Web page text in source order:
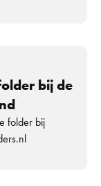
bij de
folder bij